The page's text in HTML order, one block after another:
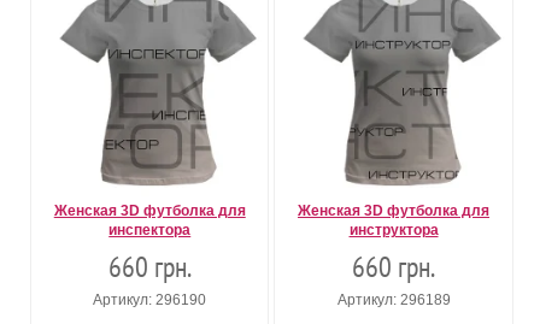
Женская 3D футболка для
инспектора
660 грн.
Артикул: 296190
Женская 3D футболка для
инструктора
660 грн.
Артикул: 296189